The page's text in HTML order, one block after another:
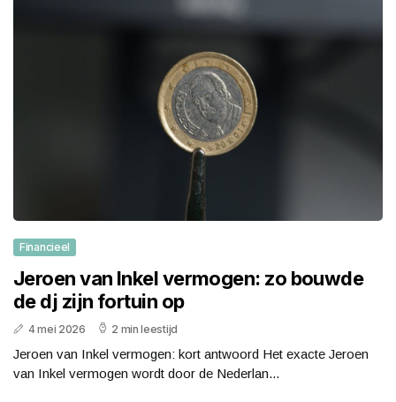
Financieel
Jeroen van Inkel vermogen: zo bouwde
de dj zijn fortuin op
4 mei 2026 2 min leestijd
Jeroen van Inkel vermogen: kort antwoord Het exacte Jeroen
van Inkel vermogen wordt door de Nederlan...